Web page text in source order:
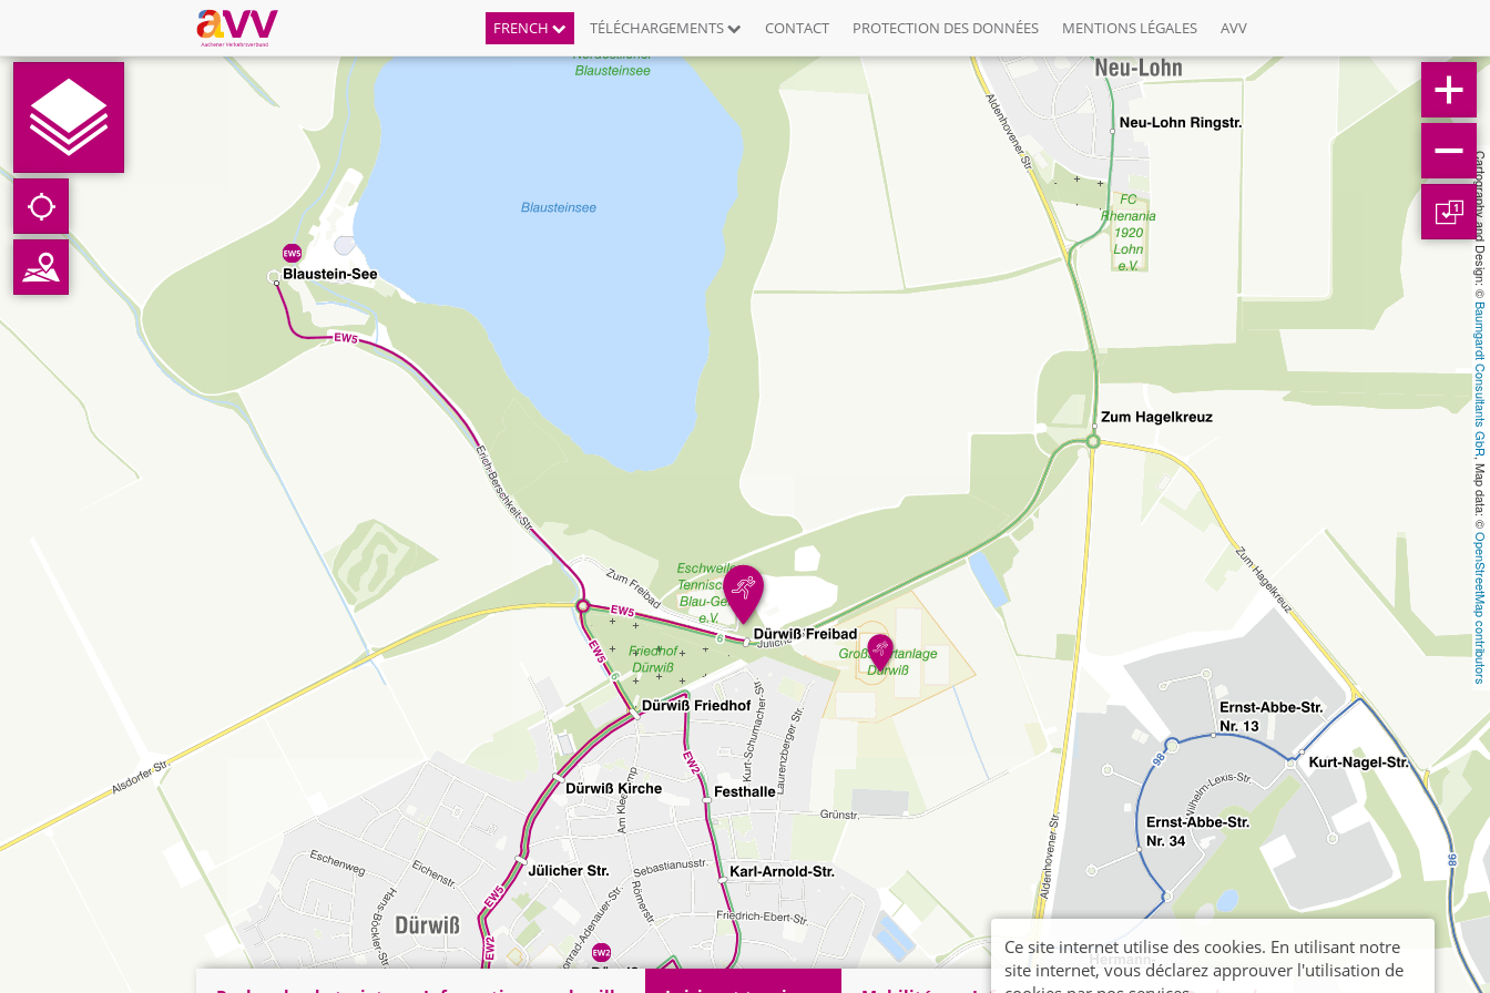
FRENCH TÉLÉCHARGEMENTS CONTACT PROTECTION DES DONNÉES MENTIONS LÉGALES AVV
Cartography and Design: ©
Baumgardt Consultants GbR
, Map data: ©
OpenStreetMap contributors
1
Ce site internet utilise des cookies. En utilisant notre
site internet, vous déclarez approuver l'utilisation de